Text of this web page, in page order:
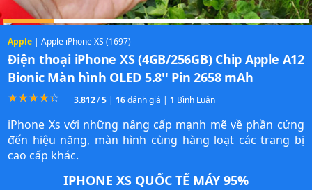
Apple | Apple iPhone XS (1697)
Điện thoại iPhone XS (4GB/256GB) Chip Apple A12
Bionic Màn hình OLED 5.8'' Pin 2658 mAh
☆☆☆☆☆
★★★★★ 3.8125/5 16đánh giá | 1 Bình Luận
iPhone Xs với những nâng cấp mạnh mẽ về phần cứng
đến hiệu năng, màn hình cùng hàng loạt các trang bị
cao cấp khác.
IPHONE XS QUỐC TẾ MÁY 95%